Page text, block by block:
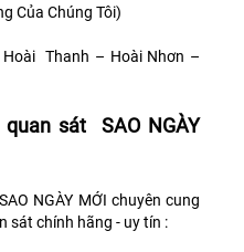
Của Chúng Tôi)
Thanh – Hoài Nhơn –
sát SAO NGÀY
NGÀY MỚI chuyên cung
sát chính hãng - uy tín :